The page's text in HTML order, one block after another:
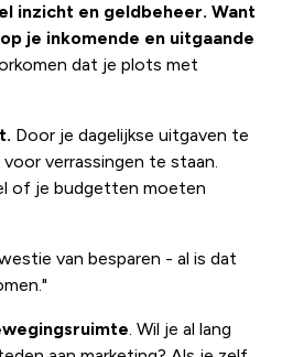
inzicht en geldbeheer. Want
je inkomende en uitgaande
dat je plots met
Door je dagelijkse uitgaven te
verrassingen te staan.
of je budgetten moeten
van besparen - al is dat
. Wil je al lang